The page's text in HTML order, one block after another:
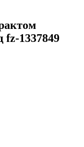
fz-1337849